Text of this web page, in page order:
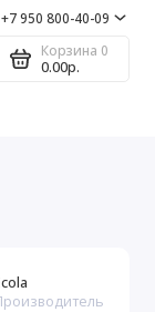
+7 950 800-40-09
Корзина 0
0.00р.